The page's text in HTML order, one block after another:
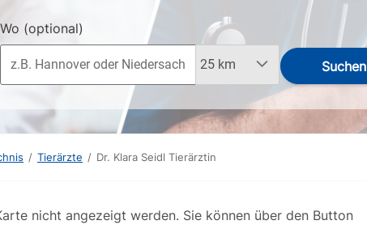
Wo (optional)
Suchen
/ Tierärzte / Dr. Klara Seidl Tierärztin
nicht angezeigt werden. Sie können über den Button